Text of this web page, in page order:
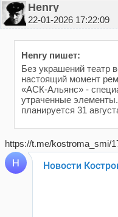
Henry
22-01-2026 17:22:09
Henry пишет:
Без украшений театр
настоящий момент
«АСК-Альянс» -
утраченные
планируется 31
https://t.me/kostroma_smi/